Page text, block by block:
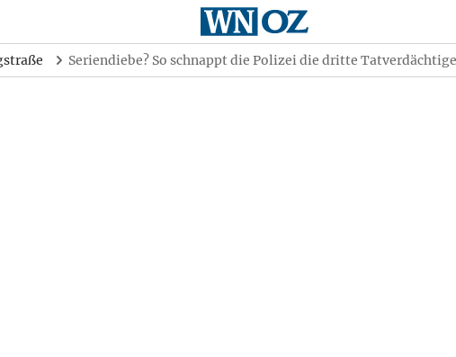
Seriendiebe? So schnappt die Polizei die dritte